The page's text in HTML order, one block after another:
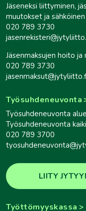
Jäseneksi liittyminen,
muutokset ja
020 789 3730
Jäsenmaksujen hoito ja
020 789 3730
Työsuhdeneuvonta
Työsuhdeneuvonta
Työsuhdeneuvonta
020 789 3700
LIITY
Työttömyyskassa